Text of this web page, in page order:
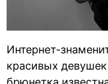
Интернет-
красивых